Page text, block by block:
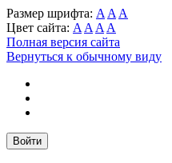
Размер шрифта: A A A
Цвет сайта: A A A A
Полная версия сайта
Вернуться к обычному виду
Войти